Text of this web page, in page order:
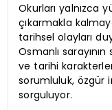
Okurları yalnızca
çıkarmakla
tarihsel olayları
Osmanlı
ve tarihi
sorumluluk, özgür
sorguluyor.